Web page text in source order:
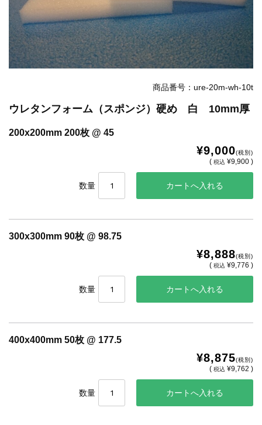
夏季休業のお知らせ...
お知らせ
2024.2.27
全国へ確実・迅速に納品...
お知らせ
2024.2.27
オンラインショップを開設いたしました。...
商品番号：ure-20m-wh-10t
ウレタンフォーム（スポンジ）硬め 白 10mm厚
200x200mm 200枚 @ 45
¥9,000(税別)
(税込 ¥9,900 )
数量
300x300mm 90枚 @ 98.75
¥8,888(税別)
(税込 ¥9,776 )
数量
400x400mm 50枚 @ 177.5
¥8,875(税別)
(税込 ¥9,762 )
数量